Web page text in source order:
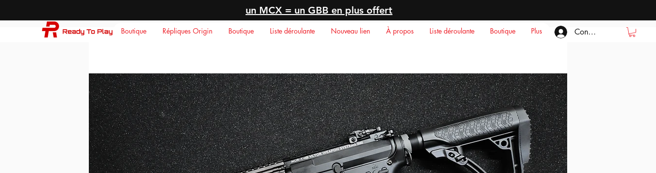
un MCX = un GBB en plus offert
Boutique Répliques Origin Boutique Liste déroulante Nouveau lien À propos Liste déroulante Boutique Plus Connexion